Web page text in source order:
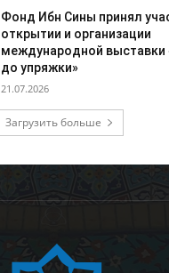
Фонд Ибн Сины принял
открытии и организации
международной выставки
до упряжки»
21.07.2026
Загрузить больше